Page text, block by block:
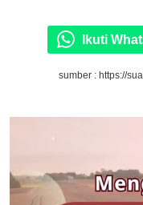
Ikuti
sumber : https://